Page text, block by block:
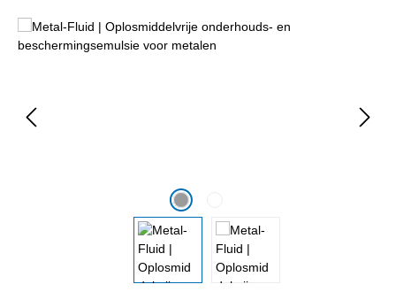
Afbeeldingengalerij overslaan